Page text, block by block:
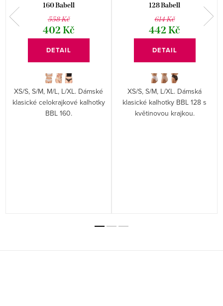
160 Babell
558 Kč
402 Kč
DETAIL
XS/S, S/M, M/L, L/XL. Dámské
klasické celokrajkové kalhotky
BBL 160.
128 Babell
614 Kč
442 Kč
DETAIL
XS/S, S/M, L/XL. Dámská
klasické kalhotky BBL 128 s
květinovou krajkou.